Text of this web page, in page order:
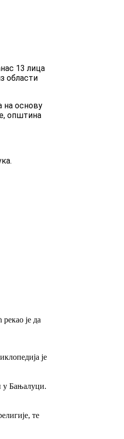
13 лица
области
на основу
општина
је да
је
у Бањалуци.
те